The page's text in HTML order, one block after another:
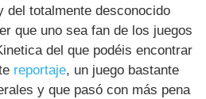
del totalmente desconocido
que uno sea fan de los juegos
del que podéis encontrar
reportaje, un juego bastante
y que pasó con más pena